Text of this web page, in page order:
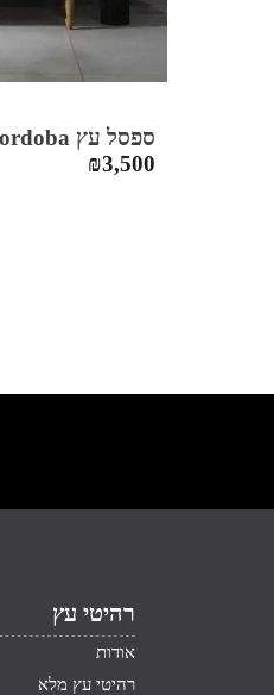
ספסל עץ Cordoba
₪3,500
רהיטי עץ
אודות
רהיטי עץ מלא